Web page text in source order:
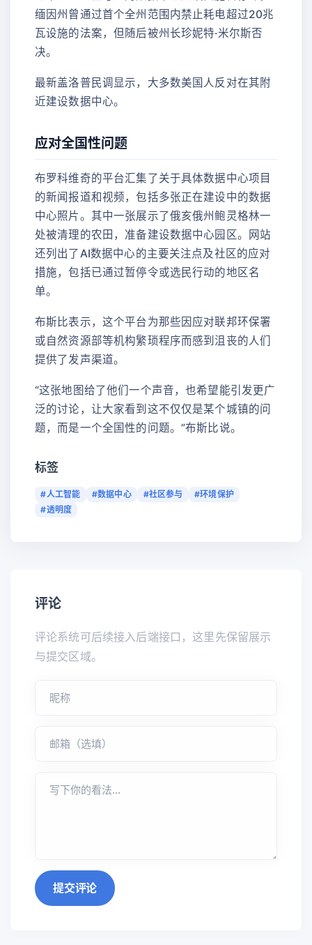
缅因州曾通过首个全州范围内禁止耗电超过20兆
瓦设施的法案，但随后被州长珍妮特·米尔斯否
决。
最新盖洛普民调显示，大多数美国人反对在其附
近建设数据中心。
应对全国性问题
布罗科维奇的平台汇集了关于具体数据中心项目
的新闻报道和视频，包括多张正在建设中的数据
中心照片。其中一张展示了俄亥俄州鲍灵格林一
处被清理的农田，准备建设数据中心园区。网站
还列出了AI数据中心的主要关注点及社区的应对
措施，包括已通过暂停令或选民行动的地区名
单。
布斯比表示，这个平台为那些因应对联邦环保署
或自然资源部等机构繁琐程序而感到沮丧的人们
提供了发声渠道。
“这张地图给了他们一个声音，也希望能引发更广
泛的讨论，让大家看到这不仅仅是某个城镇的问
题，而是一个全国性的问题。”布斯比说。
标签
#人工智能 #数据中心 #社区参与
#环境保护
#透明度
评论
评论系统可后续接入后端接口，这里先保留展示
与提交区域。
提交评论